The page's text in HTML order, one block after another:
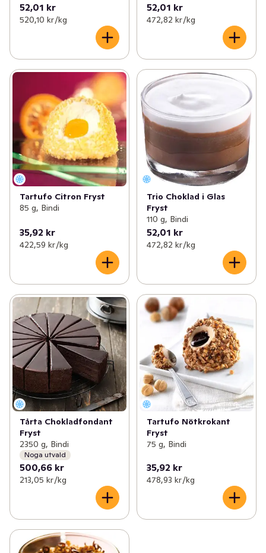
52,01 kr
520,10 kr /kg
52,01 kr
472,82 kr /kg
Tartufo Citron Fryst
85 g, Bindi
35,92 kr
422,59 kr /kg
Trio Choklad i Glas
Fryst
110 g, Bindi
52,01 kr
472,82 kr /kg
Tårta Chokladfondant
Fryst
2350 g, Bindi
Noga utvald
500,66 kr
213,05 kr /kg
Tartufo Nötkrokant
Fryst
75 g, Bindi
35,92 kr
478,93 kr /kg